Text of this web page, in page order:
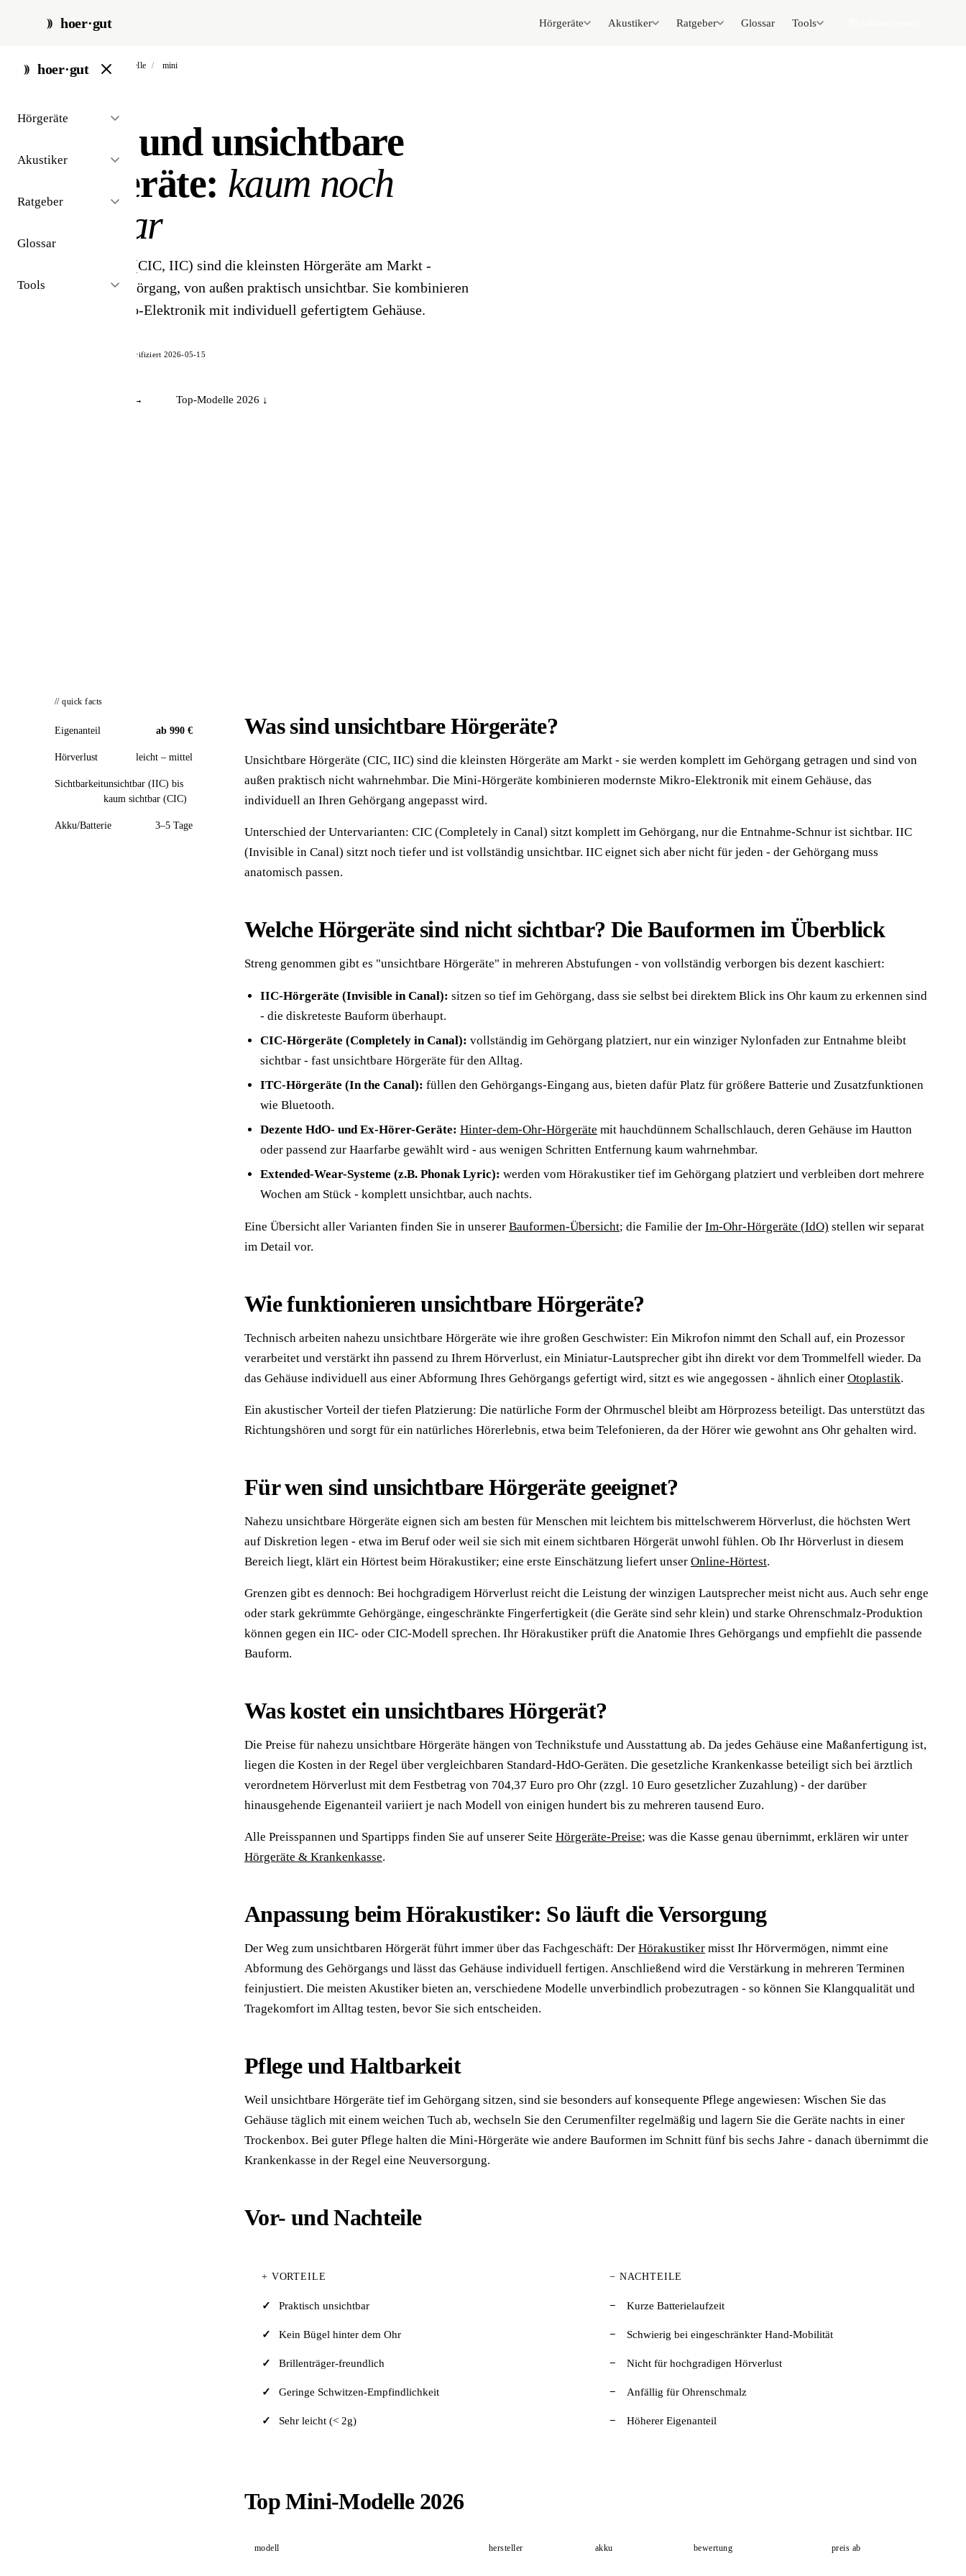
hoer·gut Hörgeräte Akustiker Ratgeber Glossar Tools
hoer·gut
Hörgeräte
Akustiker
Ratgeber
Glossar
Tools
start / hörgeräte / modelle / mini
Mini- und unsichtbare
Hörgeräte: kaum noch
sichtbar
Mini-Hörgeräte (CIC, IIC) sind die kleinsten Hörgeräte am Markt -
komplett im Gehörgang, von außen praktisch unsichtbar. Sie kombinieren
modernste Mikro-Elektronik mit individuell gefertigtem Gehäuse.
// stand 05·2026 · zuletzt verifiziert 2026-05-15
Akustiker finden → Top-Modelle 2026 ↓
// quick facts
Eigenanteil ab 990 €
Hörverlust leicht – mittel
Sichtbarkeitunsichtbar (IIC) bis
kaum sichtbar (CIC)
Akku/Batterie 3–5 Tage
Was sind unsichtbare Hörgeräte?
Unsichtbare Hörgeräte (CIC, IIC) sind die kleinsten Hörgeräte am Markt - sie werden komplett im Gehörgang getragen und sind von
außen praktisch nicht wahrnehmbar. Die Mini-Hörgeräte kombinieren modernste Mikro-Elektronik mit einem Gehäuse, das
individuell an Ihren Gehörgang angepasst wird.
Unterschied der Untervarianten: CIC (Completely in Canal) sitzt komplett im Gehörgang, nur die Entnahme-Schnur ist sichtbar. IIC
(Invisible in Canal) sitzt noch tiefer und ist vollständig unsichtbar. IIC eignet sich aber nicht für jeden - der Gehörgang muss
anatomisch passen.
Welche Hörgeräte sind nicht sichtbar? Die Bauformen im Überblick
Streng genommen gibt es "unsichtbare Hörgeräte" in mehreren Abstufungen - von vollständig verborgen bis dezent kaschiert:
IIC-Hörgeräte (Invisible in Canal): sitzen so tief im Gehörgang, dass sie selbst bei direktem Blick ins Ohr kaum zu erkennen sind
- die diskreteste Bauform überhaupt.
CIC-Hörgeräte (Completely in Canal): vollständig im Gehörgang platziert, nur ein winziger Nylonfaden zur Entnahme bleibt
sichtbar - fast unsichtbare Hörgeräte für den Alltag.
ITC-Hörgeräte (In the Canal): füllen den Gehörgangs-Eingang aus, bieten dafür Platz für größere Batterie und Zusatzfunktionen
wie Bluetooth.
Dezente HdO- und Ex-Hörer-Geräte: Hinter-dem-Ohr-Hörgeräte mit hauchdünnem Schallschlauch, deren Gehäuse im Hautton
oder passend zur Haarfarbe gewählt wird - aus wenigen Schritten Entfernung kaum wahrnehmbar.
Extended-Wear-Systeme (z.B. Phonak Lyric): werden vom Hörakustiker tief im Gehörgang platziert und verbleiben dort mehrere
Wochen am Stück - komplett unsichtbar, auch nachts.
Eine Übersicht aller Varianten finden Sie in unserer Bauformen-Übersicht; die Familie der Im-Ohr-Hörgeräte (IdO) stellen wir separat
im Detail vor.
Wie funktionieren unsichtbare Hörgeräte?
Technisch arbeiten nahezu unsichtbare Hörgeräte wie ihre großen Geschwister: Ein Mikrofon nimmt den Schall auf, ein Prozessor
verarbeitet und verstärkt ihn passend zu Ihrem Hörverlust, ein Miniatur-Lautsprecher gibt ihn direkt vor dem Trommelfell wieder. Da
das Gehäuse individuell aus einer Abformung Ihres Gehörgangs gefertigt wird, sitzt es wie angegossen - ähnlich einer Otoplastik.
Ein akustischer Vorteil der tiefen Platzierung: Die natürliche Form der Ohrmuschel bleibt am Hörprozess beteiligt. Das unterstützt das
Richtungshören und sorgt für ein natürliches Hörerlebnis, etwa beim Telefonieren, da der Hörer wie gewohnt ans Ohr gehalten wird.
Für wen sind unsichtbare Hörgeräte geeignet?
Nahezu unsichtbare Hörgeräte eignen sich am besten für Menschen mit leichtem bis mittelschwerem Hörverlust, die höchsten Wert
auf Diskretion legen - etwa im Beruf oder weil sie sich mit einem sichtbaren Hörgerät unwohl fühlen. Ob Ihr Hörverlust in diesem
Bereich liegt, klärt ein Hörtest beim Hörakustiker; eine erste Einschätzung liefert unser Online-Hörtest.
Grenzen gibt es dennoch: Bei hochgradigem Hörverlust reicht die Leistung der winzigen Lautsprecher meist nicht aus. Auch sehr enge
oder stark gekrümmte Gehörgänge, eingeschränkte Fingerfertigkeit (die Geräte sind sehr klein) und starke Ohrenschmalz-Produktion
können gegen ein IIC- oder CIC-Modell sprechen. Ihr Hörakustiker prüft die Anatomie Ihres Gehörgangs und empfiehlt die passende
Bauform.
Was kostet ein unsichtbares Hörgerät?
Die Preise für nahezu unsichtbare Hörgeräte hängen von Technikstufe und Ausstattung ab. Da jedes Gehäuse eine Maßanfertigung ist,
liegen die Kosten in der Regel über vergleichbaren Standard-HdO-Geräten. Die gesetzliche Krankenkasse beteiligt sich bei ärztlich
verordnetem Hörverlust mit dem Festbetrag von 704,37 Euro pro Ohr (zzgl. 10 Euro gesetzlicher Zuzahlung) - der darüber
hinausgehende Eigenanteil variiert je nach Modell von einigen hundert bis zu mehreren tausend Euro.
Alle Preisspannen und Spartipps finden Sie auf unserer Seite Hörgeräte-Preise; was die Kasse genau übernimmt, erklären wir unter
Hörgeräte & Krankenkasse.
Anpassung beim Hörakustiker: So läuft die Versorgung
Der Weg zum unsichtbaren Hörgerät führt immer über das Fachgeschäft: Der Hörakustiker misst Ihr Hörvermögen, nimmt eine
Abformung des Gehörgangs und lässt das Gehäuse individuell fertigen. Anschließend wird die Verstärkung in mehreren Terminen
feinjustiert. Die meisten Akustiker bieten an, verschiedene Modelle unverbindlich probezutragen - so können Sie Klangqualität und
Tragekomfort im Alltag testen, bevor Sie sich entscheiden.
Pflege und Haltbarkeit
Weil unsichtbare Hörgeräte tief im Gehörgang sitzen, sind sie besonders auf konsequente Pflege angewiesen: Wischen Sie das
Gehäuse täglich mit einem weichen Tuch ab, wechseln Sie den Cerumenfilter regelmäßig und lagern Sie die Geräte nachts in einer
Trockenbox. Bei guter Pflege halten die Mini-Hörgeräte wie andere Bauformen im Schnitt fünf bis sechs Jahre - danach übernimmt die
Krankenkasse in der Regel eine Neuversorgung.
Vor- und Nachteile
+ VORTEILE
Praktisch unsichtbar
Kein Bügel hinter dem Ohr
Brillenträger-freundlich
Geringe Schwitzen-Empfindlichkeit
Sehr leicht (< 2g)
− NACHTEILE
Kurze Batterielaufzeit
Schwierig bei eingeschränkter Hand-Mobilität
Nicht für hochgradigen Hörverlust
Anfällig für Ohrenschmalz
Höherer Eigenanteil
Top Mini-Modelle 2026
modell hersteller akku bewertung preis ab